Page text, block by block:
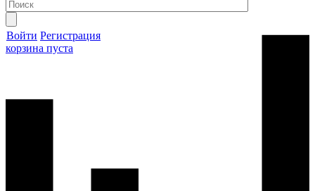
Войти Регистрация
корзина пуста